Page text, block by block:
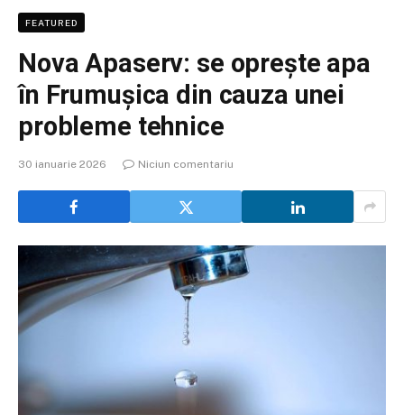
FEATURED
Nova Apaserv: se oprește apa
în Frumușica din cauza unei
probleme tehnice
30 ianuarie 2026 Niciun comentariu